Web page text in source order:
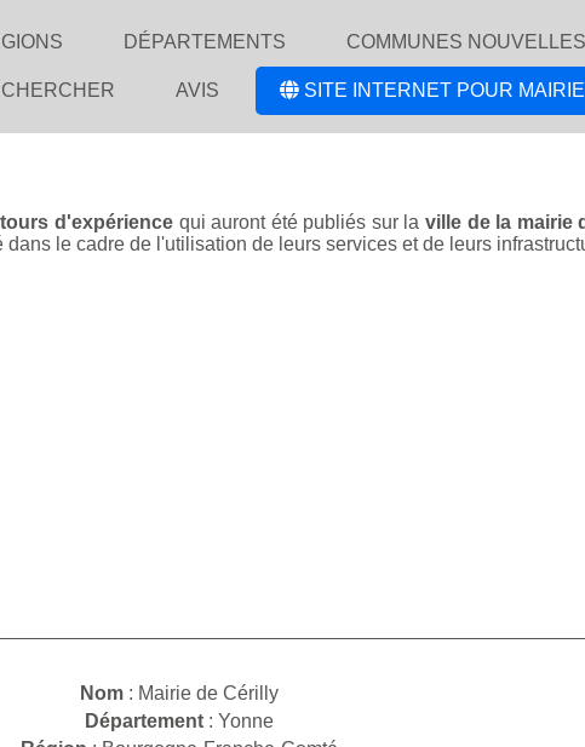
DÉPARTEMENTS COMMUNES NOUVELLES
AVIS SITE INTERNET POUR MAIRIE
d'expériencequi auront été publiés sur laville de la mairie
le cadre de l'utilisation de leurs services et de leurs
Nom : Mairie de Cérilly
Département : Yonne